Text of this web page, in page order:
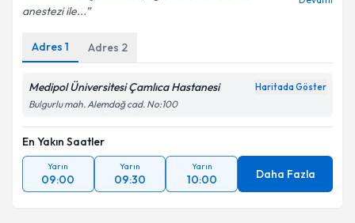
anestezi ile...
Adres 1 Adres 2
Medipol Üniversitesi Çamlıca Hastanesi Haritada Göster
Bulgurlu mah. Alemdağ cad. No:100
En Yakın Saatler
Yarın
09:00
Yarın
09:30
Yarın
10:00 Daha Fazla